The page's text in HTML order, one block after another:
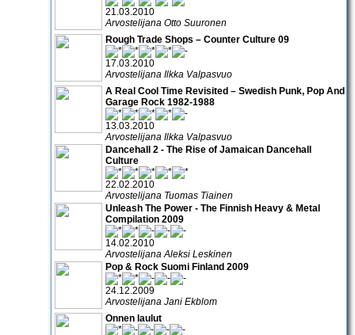
21.03.2010
Arvostelijana Otto Suuronen
Rough Trade Shops – Counter Culture 09
17.03.2010
Arvostelijana Ilkka Valpasvuo
A Real Cool Time Revisited – Swedish Punk, Pop And
Garage Rock 1982-1988
13.03.2010
Arvostelijana Ilkka Valpasvuo
Dancehall 2 - The Rise of Jamaican Dancehall
Culture
22.02.2010
Arvostelijana Tuomas Tiainen
Unleash The Power - The Finnish Heavy & Metal
Compilation 2009
14.02.2010
Arvostelijana Aleksi Leskinen
Pop & Rock Suomi Finland 2009
24.12.2009
Arvostelijana Jani Ekblom
Onnen laulut